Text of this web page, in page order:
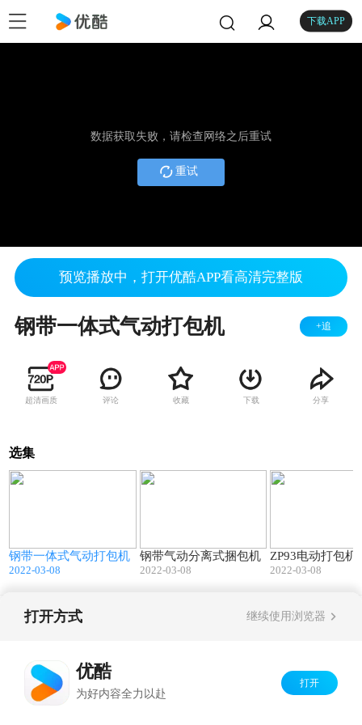
下载APP
数据获取失败，请检查网络之后重试
重试
预览播放中，打开优酷APP看高清完整版
钢带一体式气动打包机 +追
超清画质 评论 收藏 下载 分享
选集
钢带一体式气动打包机
2022-03-08
钢带气动分离式捆包机
2022-03-08
ZP93电动打包机
2022-03-08
版权所有
打开方式 继续使用浏览器
优酷
为好内容全力以赴
打开